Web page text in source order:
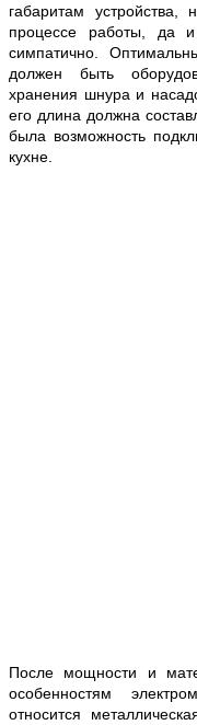
габаритам
процессе работы, да
симпатично.
должен быть
хранения шнура и
его длина должна
была возможность
кухне.
После мощности и
особенностям
относится